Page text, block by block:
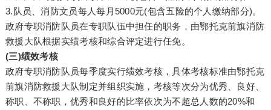
3.队员、消防文员每人每月5000元(包含五险的个人缴纳部分)。
政府专职消防队员在专职队伍中担任的职务，由鄂托克前旗消防
救援大队根据实绩考核和综合评定进行任免。
(三)绩效考核
政府专职消防队员每季度实行绩效考核，具体考核标准由鄂托克
前旗消防救援大队制定并组织实施，考核等次分为优秀、良好、
称职、不称职，优秀和良好的比率依次为不超总人数的20%和